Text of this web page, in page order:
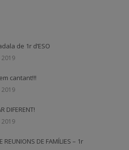
de 1r d’ESO
cantant!!!
DIFERENT!
REUNIONS DE FAMÍLIES – 1r